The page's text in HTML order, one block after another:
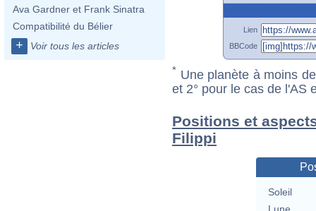
Ava Gardner et Frank Sinatra
Compatibilité du Bélier
+ Voir tous les articles
Lien
BBCode
* Une planète à moins
et 2° pour le cas de l'AS
Positions et
Filippi
Soleil